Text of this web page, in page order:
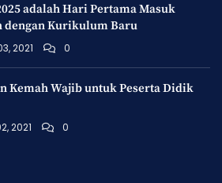
adalah Hari Pertama Masuk
dengan Kurikulum Baru
2021 0
Kemah Wajib untuk Peserta Didik
2021 0